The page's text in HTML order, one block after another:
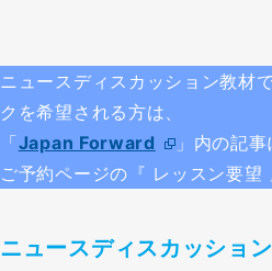
ニュースディスカッション教材
クを希望される方は、
「Japan Forward
」内の記
ご予約ページの『 レッスン要
ニュースディスカッショ